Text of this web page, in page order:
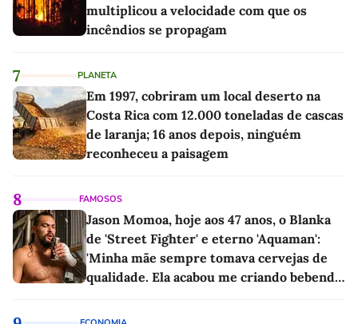
multiplicou a velocidade com que os
incêndios se propagam
7 PLANETA
Em 1997, cobriram um local deserto na
Costa Rica com 12.000 toneladas de cascas
de laranja; 16 anos depois, ninguém
reconheceu a paisagem
8 FAMOSOS
Jason Momoa, hoje aos 47 anos, o Blanka
de 'Street Fighter' e eterno 'Aquaman':
'Minha mãe sempre tomava cervejas de
qualidade. Ela acabou me criando bebendo